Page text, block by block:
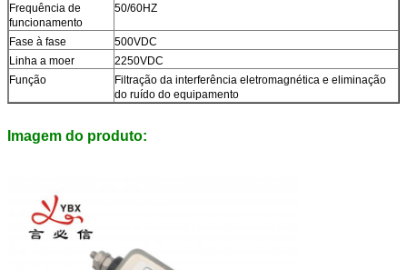
Frequência de
funcionamento
50/60HZ
Fase à fase
500VDC
Linha a moer
2250VDC
Função
Filtração da interferência eletromagnética e eliminação
do ruído do equipamento
Imagem do produto: